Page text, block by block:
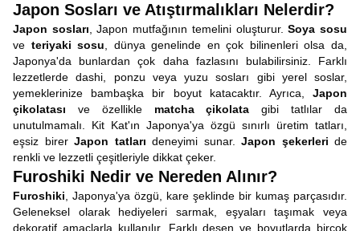
Japon Sosları ve Atıştırmalıkları Nelerdir?
Japon sosları , Japon mutfağının temelini oluşturur.Soya sosu
ve teriyaki sosu , dünya genelinde en çok bilinenleri olsa da,
Japonya'da bunlardan çok daha fazlasını bulabilirsiniz. Farklı
lezzetlerde dashi, ponzu veya yuzu sosları gibi yerel soslar,
yemeklerinize bambaşka bir boyut katacaktır. Ayrıca, Japon
çikolatası ve özellikle matcha çikolata gibi tatlılar da
unutulmamalı. Kit Kat'ın Japonya'ya özgü sınırlı üretim tatları,
eşsiz birer Japon tatları deneyimi sunar. Japon şekerleri de
renkli ve lezzetli çeşitleriyle dikkat çeker.
Furoshiki Nedir ve Nereden Alınır?
Furoshiki , Japonya'ya özgü, kare şeklinde bir kumaş parçasıdır.
Geleneksel olarak hediyeleri sarmak, eşyaları taşımak veya
dekoratif amaçlarla kullanılır. Farklı desen ve boyutlarda birçok